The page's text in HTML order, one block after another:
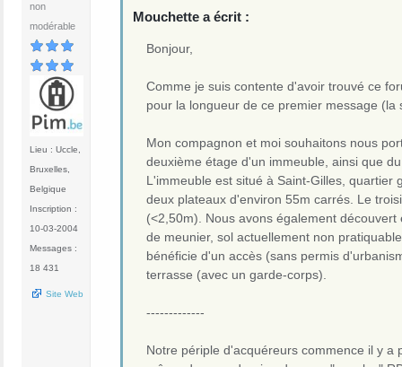
non
modérable
Lieu : Uccle,
Bruxelles,
Belgique
Inscription :
10-03-2004
Messages :
18 431
Site Web
Mouchette a écrit :
Bonjour,
Comme je suis contente d'avoir trouvé ce
pour la longueur de ce premier message
Mon compagnon et moi souhaitons nous
deuxième étage d'un immeuble, ainsi que
L'immeuble est situé à Saint-Gilles,
deux plateaux d'environ 55m carrés. Le
(<2,50m). Nous avons également
de meunier, sol actuellement non
bénéficie d'un accès (sans permis
terrasse (avec un garde-corps).
-------------
Notre périple d'acquéreurs commence il y